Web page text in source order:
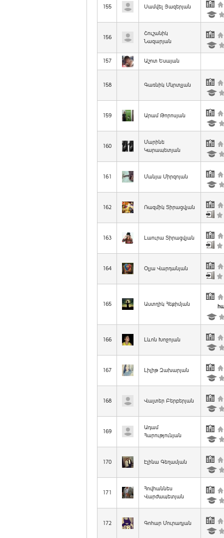
155 Սամվել Յազերյան
156
Շուշանիկ
Նազարյան
157 Աշոտ Եսայան
158 Գառնիկ Մկրտչյան
159 Արամ Թորոսյան
160
Մարինե
Կարապետյան
161 Մանյա Միրզոյան
162 Ռազմիկ Տիրացվյան
163 Լաուրա Տիրացվյան
164 Օլյա Վարդանյան
165 Աստղիկ Հեքիմյան
166 Լևոն Խոջոյան
167 Լիլիթ Զախարյան
168 Վալտեր Բերբերյան
169
Ադամ
Հարությունյան
170 Էլինա Գեղամյան
171
Հովհաննես
Վարժապետյան
172 Գոհար Մուրադյան